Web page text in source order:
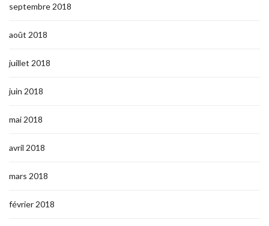
septembre 2018
août 2018
juillet 2018
juin 2018
mai 2018
avril 2018
mars 2018
février 2018